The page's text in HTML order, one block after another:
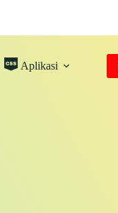
Aplikasi